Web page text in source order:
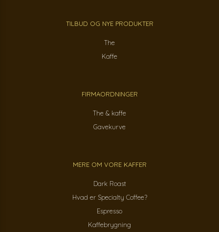
TILBUD OG NYE PRODUKTER
The
Kaffe
FIRMAORDNINGER
The & kaffe
Gavekurve
MERE OM VORE KAFFER
Dark Roast
Hvad er Specialty Coffee?
Espresso
Kaffebrygning